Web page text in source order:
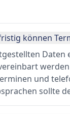
können
Daten
und
sollte